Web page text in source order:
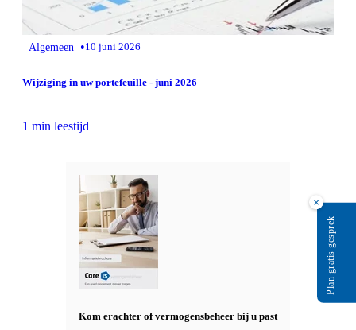
Algemeen •10 juni 2026
Wijziging in uw portefeuille - juni 2026
1 min leestijd
Kom erachter of vermogensbeheer bij u past
×
Plan gratis gesprek